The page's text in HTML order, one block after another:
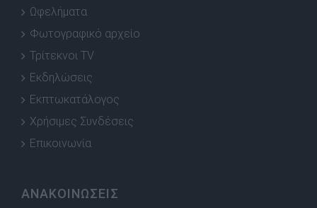
Ωφελήματα
Φωτογραφικό αρχείο
Τρίτεκνοι TV
Εκδηλώσεις
Εκπτωκατάλογος
Χρήσιμες Συνδέσεις
Επικοινωνία
ΑΝΑΚΟΙΝΩΣΕΙΣ